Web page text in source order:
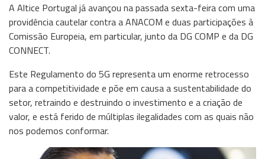
A Altice Portugal já avançou na passada sexta-feira com uma
providência cautelar contra a ANACOM e duas participações à
Comissão Europeia, em particular, junto da DG COMP e da DG
CONNECT.
Este Regulamento do 5G representa um enorme retrocesso
para a competitividade e põe em causa a sustentabilidade do
setor, retraindo e destruindo o investimento e a criação de
valor, e está ferido de múltiplas ilegalidades com as quais não
nos podemos conformar.